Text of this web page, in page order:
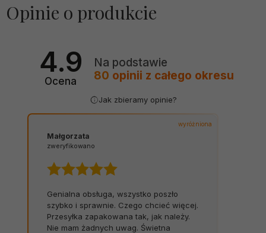
Opinie o produkcie
4.9
Ocena
Na podstawie
80 opinii z całego okresu
Jak zbieramy opinie?
wyróżniona
Małgorzata
zweryfikowano
Genialna obsługa, wszystko poszło
szybko i sprawnie. Czego chcieć więcej.
Przesyłka zapakowana tak, jak należy.
Nie mam żadnych uwag. Świetna